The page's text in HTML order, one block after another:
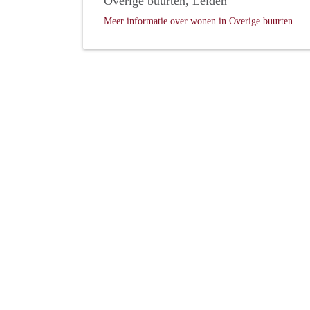
Meer informatie over wonen in Overige buurten